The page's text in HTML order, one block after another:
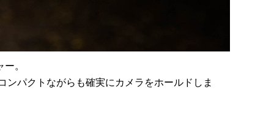
。
パクトながらも確実にカメラをホールドしま